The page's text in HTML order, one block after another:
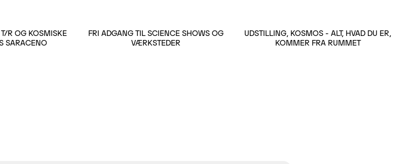
R OG KOSMISKE
SARACENO
FRI ADGANG TIL SCIENCE SHOWS OG
VÆRKSTEDER
UDSTILLING, KOSMOS - ALT, HVAD DU ER,
KOMMER FRA RUMMET